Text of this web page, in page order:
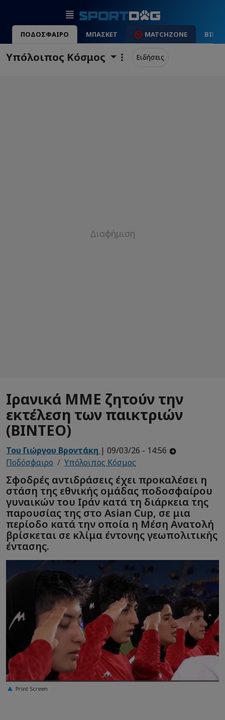
ΠΟΔΟΣΦΑΙΡΟ ΜΠΑΣΚΕΤ MATCHZONE
Υπόλοιπος Κόσμος Ειδήσεις
Ιρανικά ΜΜΕ ζητούν την
εκτέλεση των παικτριών
(BINTEO)
Του Γιώργου Βροντάκη | 09/03/26 - 14:56
Ποδόσφαιρο
Υπόλοιπος Κόσμος
Σφοδρές αντιδράσεις έχει προκαλέσει η
στάση της εθνικής ομάδας ποδοσφαίρου
γυναικών του Ιράν κατά τη διάρκεια της
παρουσίας της στο Asian Cup, σε μια
περίοδο κατά την οποία η Μέση Ανατολή
βρίσκεται σε κλίμα έντονης γεωπολιτικής
έντασης.
Print Screen